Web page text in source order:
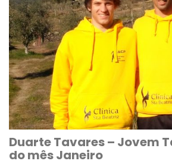
Duarte Tavares – Jovem
do mês Janeiro